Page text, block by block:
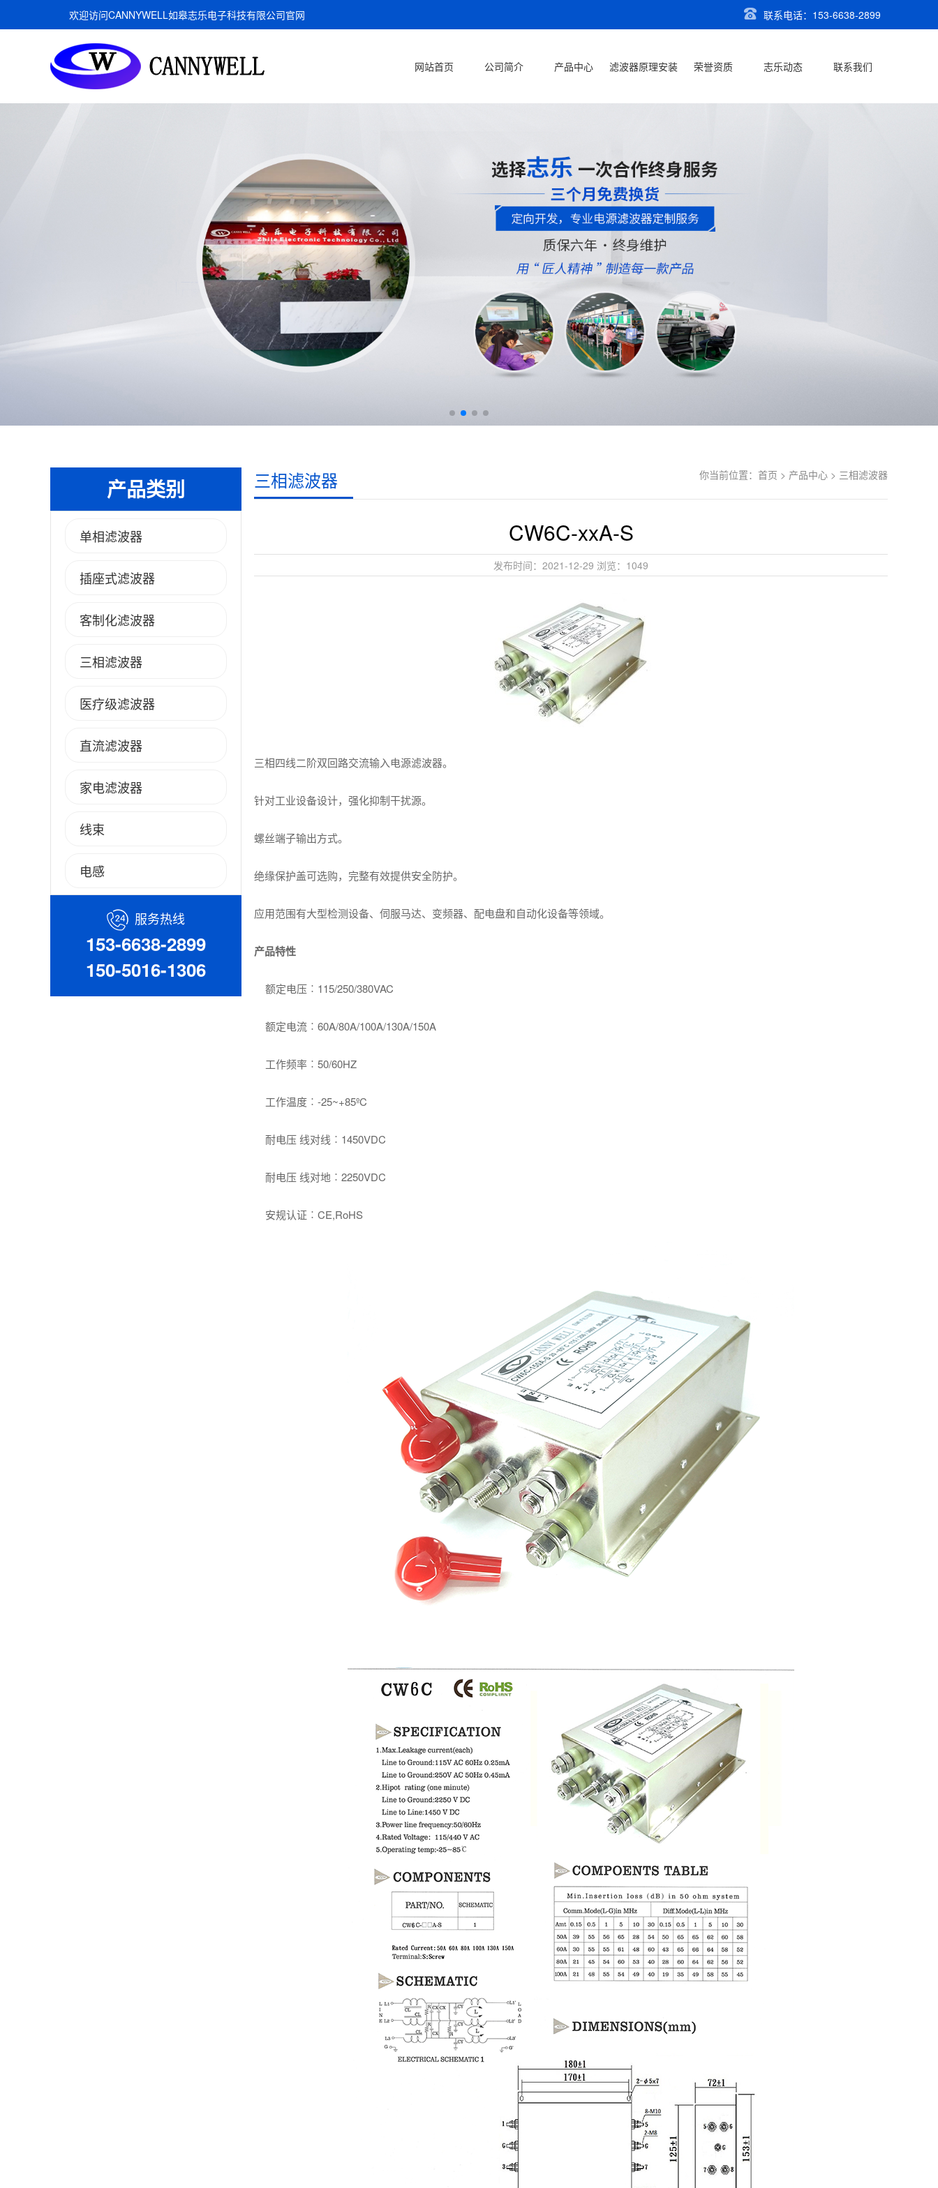
欢迎访问CANNYWELL如皋志乐电子科技有限公司官网 联系电话：153-6638-2899
网站首页 公司简介 产品中心 滤波器原理安装 荣誉资质 志乐动态 联系我们
产品类别
单相滤波器
插座式滤波器
客制化滤波器
三相滤波器
医疗级滤波器
直流滤波器
家电滤波器
线束
电感
服务热线
153-6638-2899
150-5016-1306
三相滤波器 你当前位置： 首页 > 产品中心 > 三相滤波器
CW6C-xxA-S
发布时间：2021-12-29 浏览：1049
三相四线二阶双回路交流输入电源滤波器。
针对工业设备设计，强化抑制干扰源。
螺丝端子输出方式。
绝缘保护盖可选购，完整有效提供安全防护。
应用范围有大型检测设备、伺服马达、变频器、配电盘和自动化设备等领域。
产品特性
额定电压︰115/250/380VAC
额定电流︰60A/80A/100A/130A/150A
工作频率︰50/60HZ
工作温度︰-25~+85ºC
耐电压 线对线︰1450VDC
耐电压 线对地︰2250VDC
安规认证︰CE,RoHS